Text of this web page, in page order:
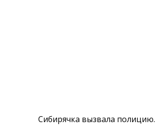
Сибирячка вызвала полицию.